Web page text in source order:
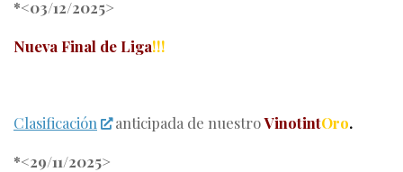
*<03/12/2025>
Nueva Final de Liga!!!
Clasificación anticipada de nuestroVinotintOro.
*<29/11/2025>